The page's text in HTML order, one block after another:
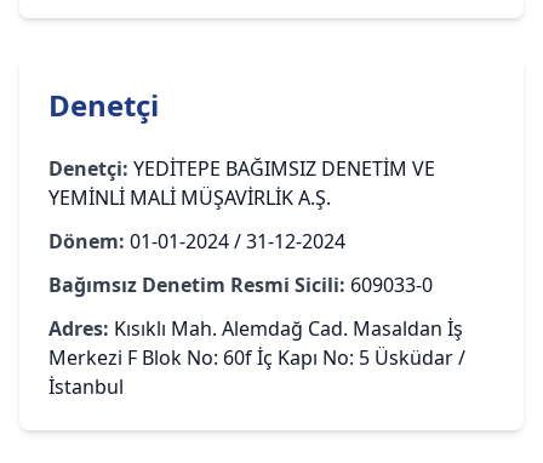
Denetçi
Denetçi: YEDİTEPE BAĞIMSIZ DENETİM VE
YEMİNLİ MALİ MÜŞAVİRLİK A.Ş.
Dönem: 01-01-2024 / 31-12-2024
Bağımsız Denetim Resmi Sicili: 609033-0
Adres: Kısıklı Mah. Alemdağ Cad. Masaldan İş
Merkezi F Blok No: 60f İç Kapı No: 5 Üsküdar /
İstanbul